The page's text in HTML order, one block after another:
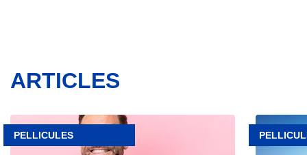
ARTICLES
Article
Y
a-
PELLICULES
Article
Tea